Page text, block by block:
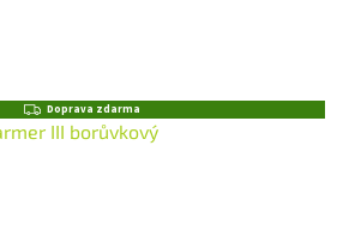
Z
A
Doprava zdarma
III borůvkový